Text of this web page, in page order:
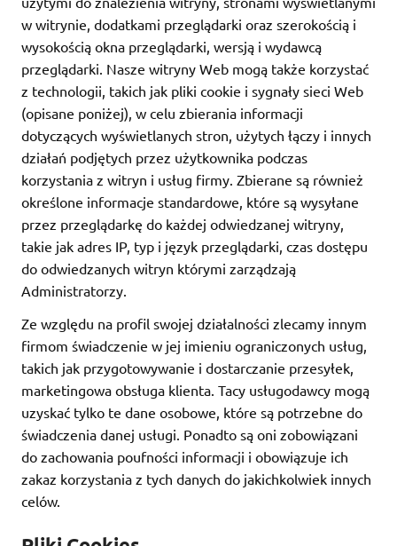
w witrynie, dodatkami przeglądarki oraz szerokością i
wysokością okna przeglądarki, wersją i wydawcą
przeglądarki. Nasze witryny Web mogą także korzystać
z technologii, takich jak pliki cookie i sygnały sieci Web
(opisane poniżej), w celu zbierania informacji
dotyczących wyświetlanych stron, użytych łączy i innych
działań podjętych przez użytkownika podczas
korzystania z witryn i usług firmy. Zbierane są również
określone informacje standardowe, które są wysyłane
przez przeglądarkę do każdej odwiedzanej witryny,
takie jak adres IP, typ i język przeglądarki, czas dostępu
do odwiedzanych witryn którymi zarządzają
Administratorzy.
Ze względu na profil swojej działalności zlecamy innym
firmom świadczenie w jej imieniu ograniczonych usług,
takich jak przygotowywanie i dostarczanie przesyłek,
marketingowa obsługa klienta. Tacy usługodawcy mogą
uzyskać tylko te dane osobowe, które są potrzebne do
świadczenia danej usługi. Ponadto są oni zobowiązani
do zachowania poufności informacji i obowiązuje ich
zakaz korzystania z tych danych do jakichkolwiek innych
celów.